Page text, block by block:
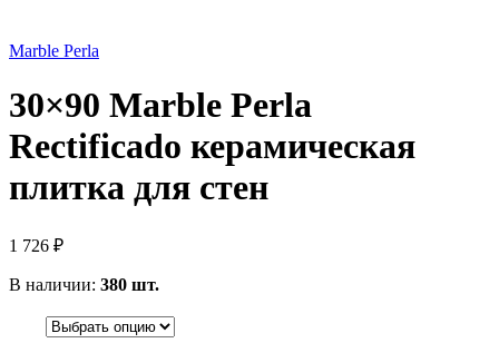
Marble Perla
30×90 Marble Perla
Rectificado керамическая
плитка для стен
1 726 ₽
В наличии: 380 шт.